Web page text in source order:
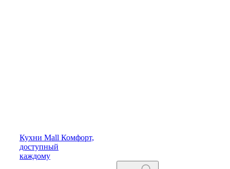
Кухни Mall Комфорт,
доступный
каждому